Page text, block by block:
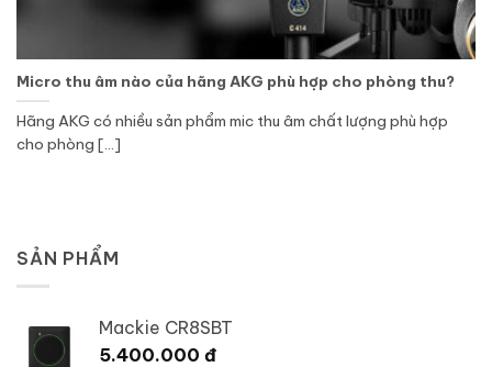
Micro thu âm nào của hãng AKG phù hợp cho phòng thu?
Hãng AKG có nhiều sản phẩm mic thu âm chất lượng phù hợp
cho phòng [...]
SẢN PHẨM
Mackie CR8SBT
5.400.000 đ